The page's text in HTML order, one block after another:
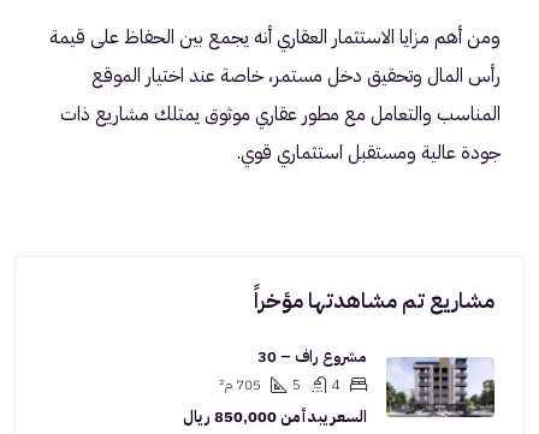
ومن أهم مزايا الاستثمار العقاري أنه يجمع بين الحفاظ على قيمة
رأس المال وتحقيق دخل مستمر، خاصة عند اختيار الموقع
المناسب والتعامل مع مطور عقاري موثوق يمتلك مشاريع ذات
جودة عالية ومستقبل استثماري قوي.
مشاريع تم مشاهدتها مؤخراً
مشروع راف – 30
4
5 705 م²
السعر يبدأمن